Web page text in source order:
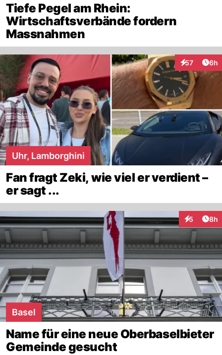
Tiefe Pegel am Rhein:
Wirtschaftsverbände fordern
Massnahmen
57
Interaktionen
6h
Uhr, Lamborghini
Fan fragt Zeki, wie viel er verdient –
er sagt ...
5 8h
Basel
Name für eine neue Oberbaselbieter
Gemeinde gesucht